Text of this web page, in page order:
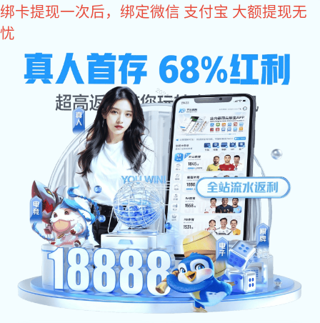
6t体育
6t体育 关于6t体育 产品中心 案例展示 6t体育资讯 联系6t体育
割草机器人配件